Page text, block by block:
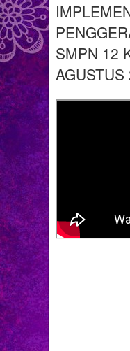
SMPN 12
AGUSTUS